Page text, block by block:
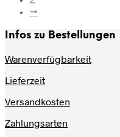
→
Infos zu Bestellungen
Warenverfügbarkeit
Lieferzeit
Versandkosten
Zahlungsarten